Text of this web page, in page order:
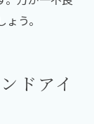
う。
ドアイ